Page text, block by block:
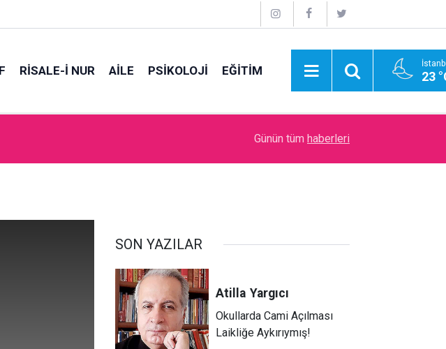
RİSALE-İ NUR AİLE PSİKOLOJİ EĞİTİM 23
Bir can kardeşin ardından…
Günün tüm haberleri
SON YAZILAR
Atilla Yargıcı
Okullarda Cami Açılması
Laikliğe Aykırıymış!